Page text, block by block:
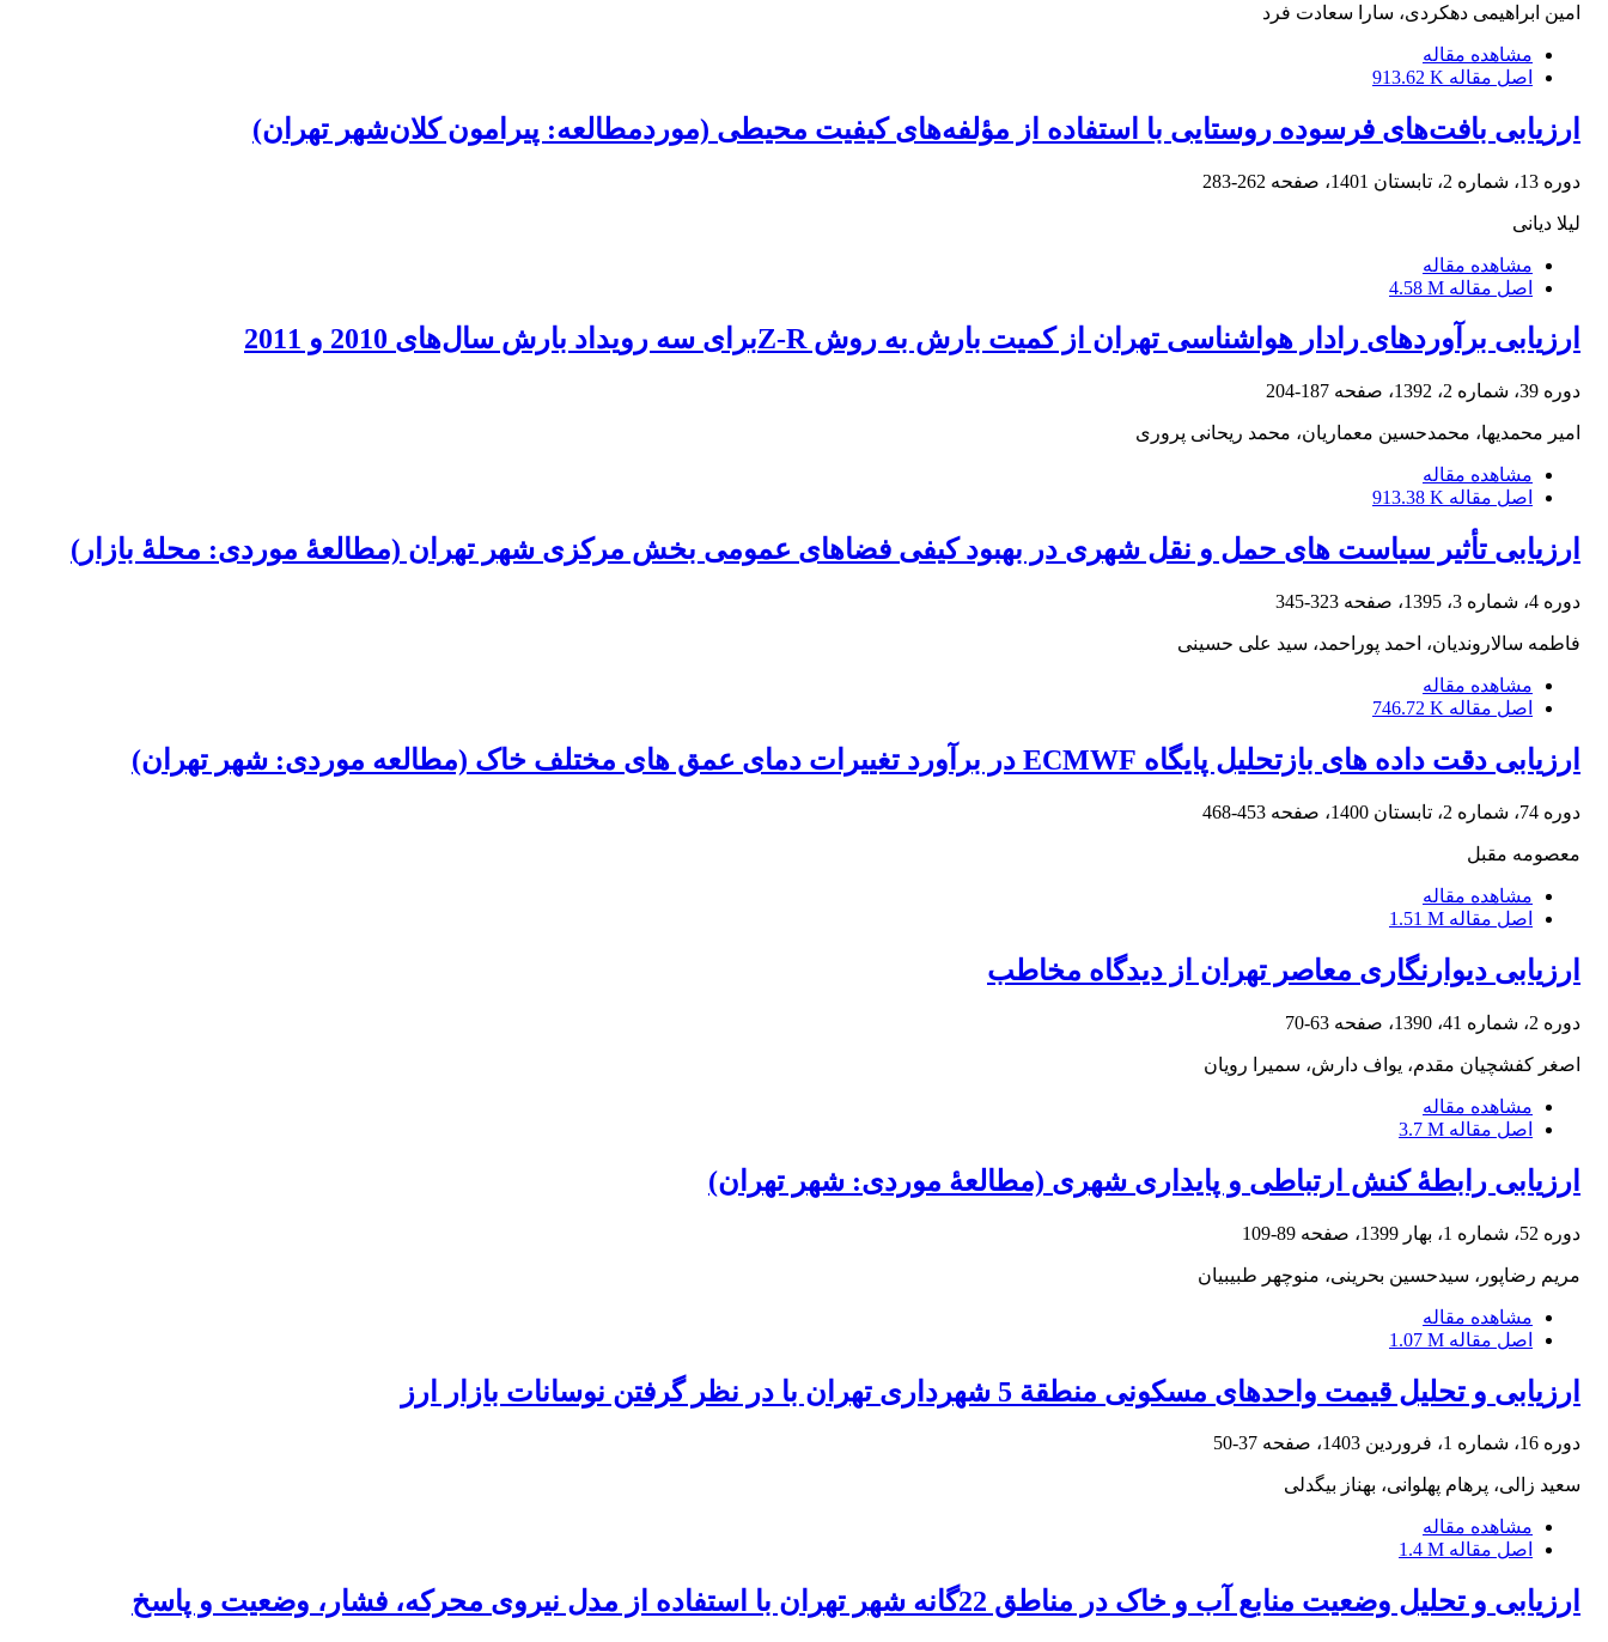
امین ابراهیمی دهکردی، سارا سعادت فرد
مشاهده مقاله
اصل مقاله 913.62 K
ارزیابی بافت‌های فرسوده روستایی با استفاده از مؤلفه‌های کیفیت محیطی (موردمطالعه: پیرامون کلان‌شهر تهران)
دوره 13، شماره 2، تابستان 1401، صفحه 262-283
لیلا دیانی
مشاهده مقاله
اصل مقاله 4.58 M
ارزیابی برآوردهای رادار هواشناسی تهران از کمیت بارش به روش Z-Rبرای سه رویداد بارش سال‌های 2010 و 2011
دوره 39، شماره 2، 1392، صفحه 187-204
امیر محمدیها، محمدحسین معماریان، محمد ریحانی پروری
مشاهده مقاله
اصل مقاله 913.38 K
ارزیابی تأثیر سیاست های حمل و نقل شهری در بهبود کیفی فضاهای عمومی بخش مرکزی شهر تهران (مطالعۀ موردی: محلۀ بازار)
دوره 4، شماره 3، 1395، صفحه 323-345
فاطمه سالاروندیان، احمد پوراحمد، سید علی حسینی
مشاهده مقاله
اصل مقاله 746.72 K
ارزیابی دقت داده های بازتحلیل پایگاه ECMWF در برآورد تغییرات دمای عمق های مختلف خاک (مطالعه موردی: شهر تهران)
دوره 74، شماره 2، تابستان 1400، صفحه 453-468
معصومه مقبل
مشاهده مقاله
اصل مقاله 1.51 M
ارزیابی دیوارنگاری معاصر تهران از دیدگاه مخاطب
دوره 2، شماره 41، 1390، صفحه 63-70
اصغر کفشچیان مقدم، یواف دارش، سمیرا رویان
مشاهده مقاله
اصل مقاله 3.7 M
ارزیابی رابطۀ کنش ارتباطی و پایداری شهری (مطالعۀ موردی: شهر تهران)
دوره 52، شماره 1، بهار 1399، صفحه 89-109
مریم رضاپور، سیدحسین بحرینی، منوچهر طبیبیان
مشاهده مقاله
اصل مقاله 1.07 M
ارزیابی و تحلیل قیمت واحدهای مسکونی منطقة 5 شهرداری تهران با در نظر گرفتن نوسانات بازار ارز
دوره 16، شماره 1، فروردین 1403، صفحه 37-50
سعید زالی، پرهام پهلوانی، بهناز بیگدلی
مشاهده مقاله
اصل مقاله 1.4 M
ارزیابی و تحلیل وضعیت منابع آب و خاک در مناطق 22گانه شهر تهران با استفاده از مدل نیروی محرکه، فشار، وضعیت و پاسخ